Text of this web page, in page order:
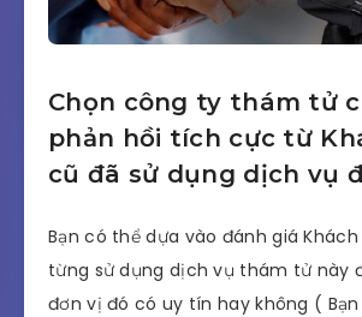
Chọn công ty thám tử
phản hồi tích cực từ
cũ đã sử dụng dịch vụ
Bạn có thể dựa vào đánh giá
từng sử dụng dịch vụ thám tử này
đơn vị đó có uy tín hay không (